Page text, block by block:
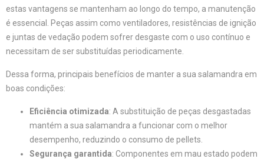
estas vantagens se mantenham ao longo do tempo, a manutenção
é essencial. Peças assim como ventiladores, resistências de ignição
e juntas de vedação podem sofrer desgaste com o uso contínuo e
necessitam de ser substituídas periodicamente.
Dessa forma, principais benefícios de manter a sua salamandra em
boas condições:
Eficiência otimizada: A substituição de peças desgastadas
mantém a sua salamandra a funcionar com o melhor
desempenho, reduzindo o consumo de pellets.
Segurança garantida: Componentes em mau estado podem